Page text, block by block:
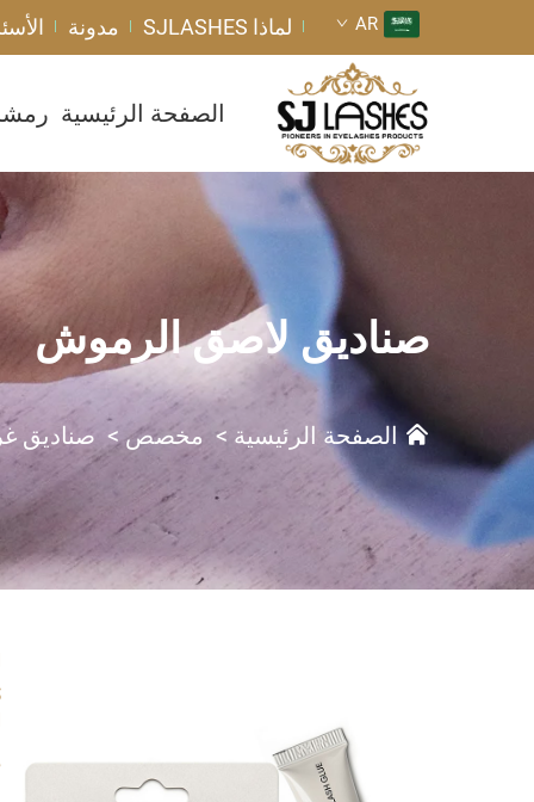
AR لماذا SJLASHES مدونة
الصفحة الرئيسية
صناديق لاصق الرموش
الصفحة الرئيسية > مخصص> صناديق